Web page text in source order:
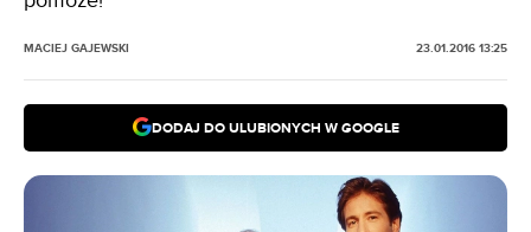
MACIEJ GAJEWSKI 23.01.2016 13:25
DODAJ DO ULUBIONYCH W GOOGLE